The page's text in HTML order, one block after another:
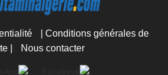
Conditions générales de
Nous contacter